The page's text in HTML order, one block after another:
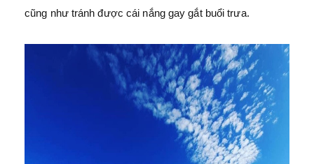
cũng như tránh được cái nắng gay gắt buổi trưa.